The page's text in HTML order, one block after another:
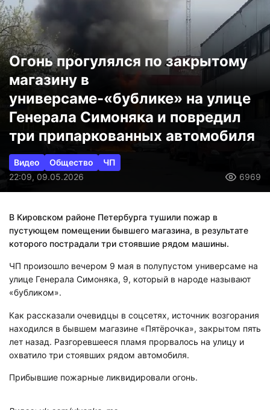
Огонь прогулялся по закрытому
магазину в
универсаме-«бублике» на улице
Генерала Симоняка и повредил
три припаркованных автомобиля
Видео Общество
ЧП
22:09, 09.05.2026
6969
В Кировском районе Петербурга тушили пожар в
пустующем помещении бывшего магазина, в результате
которого пострадали три стоявшие рядом машины.
ЧП произошло вечером 9 мая в полупустом универсаме на
улице Генерала Симоняка, 9, который в народе называют
«бубликом».
Как рассказали очевидцы в соцсетях, источник возгорания
находился в бывшем магазине «Пятёрочка», закрытом пять
лет назад. Разгоревшееся пламя прорвалось на улицу и
охватило три стоявших рядом автомобиля.
Прибывшие пожарные ликвидировали огонь.